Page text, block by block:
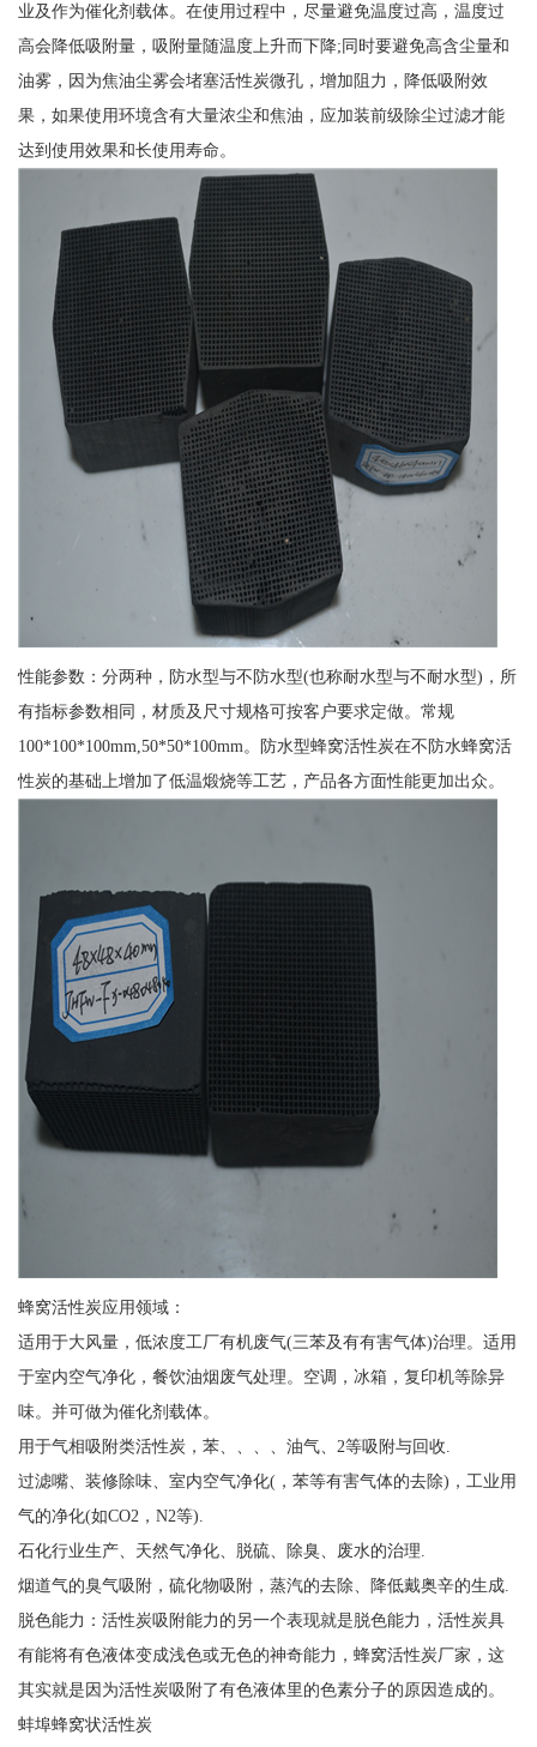
业及作为催化剂载体。在使用过程中，尽量避免温度过高，温度过
高会降低吸附量，吸附量随温度上升而下降;同时要避免高含尘量和
油雾，因为焦油尘雾会堵塞活性炭微孔，增加阻力，降低吸附效
果，如果使用环境含有大量浓尘和焦油，应加装前级除尘过滤才能
达到使用效果和长使用寿命。
性能参数：分两种，防水型与不防水型(也称耐水型与不耐水型)，所
有指标参数相同，材质及尺寸规格可按客户要求定做。常规
100*100*100mm,50*50*100mm。防水型蜂窝活性炭在不防水蜂窝活
性炭的基础上增加了低温煅烧等工艺，产品各方面性能更加出众。
蜂窝活性炭应用领域：
适用于大风量，低浓度工厂有机废气(三苯及有有害气体)治理。适用
于室内空气净化，餐饮油烟废气处理。空调，冰箱，复印机等除异
味。并可做为催化剂载体。
用于气相吸附类活性炭，苯、、、、油气、2等吸附与回收.
过滤嘴、装修除味、室内空气净化(，苯等有害气体的去除)，工业用
气的净化(如CO2，N2等).
石化行业生产、天然气净化、脱硫、除臭、废水的治理.
烟道气的臭气吸附，硫化物吸附，蒸汽的去除、降低戴奥辛的生成.
脱色能力：活性炭吸附能力的另一个表现就是脱色能力，活性炭具
有能将有色液体变成浅色或无色的神奇能力，蜂窝活性炭厂家，这
其实就是因为活性炭吸附了有色液体里的色素分子的原因造成的。
蚌埠蜂窝状活性炭